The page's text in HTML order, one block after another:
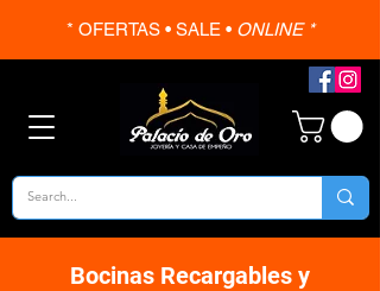
* OFERTAS • SALE •ONLINE *
Bocinas Recargables y